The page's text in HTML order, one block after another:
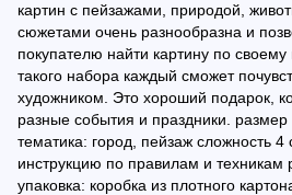
картин с пейзажами, природой,
сюжетами очень разнообразна и
покупателю найти картину по своему
такого набора каждый сможет
художником. Это хороший подарок,
разные события и праздники.
тематика: город, пейзаж сложность
инструкцию по правилам и техникам
упаковка: коробка из плотного